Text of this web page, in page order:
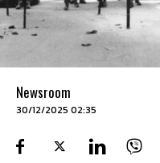
Newsroom
30/12/2025 02:35